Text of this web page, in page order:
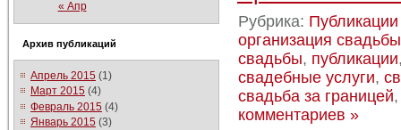
« Апр
Архив публикаций
Апрель 2015 (1)
Март 2015 (4)
Февраль 2015 (4)
Январь 2015 (3)
Рубрика: Публикации
организация свадьбы
свадьбы, публикации
свадебные услуги,
свадьба за границей
комментариев »